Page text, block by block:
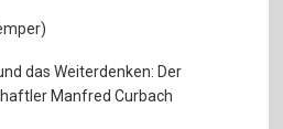
das Weiterdenken: Der
Manfred Curbach